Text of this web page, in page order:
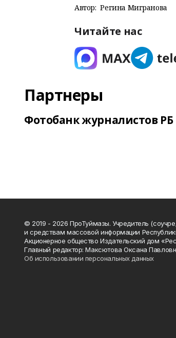
Автор: Регина Мигранова
Читайте нас
Партнеры
Фотобанк журналистов РБ
© 2019 - 2026 ПроТуймазы. Учредитель
и средствам массовой информации
Акционерное общество Издательский дом
Главный редактор: Максютова Оксана
Об использовании персональных данных